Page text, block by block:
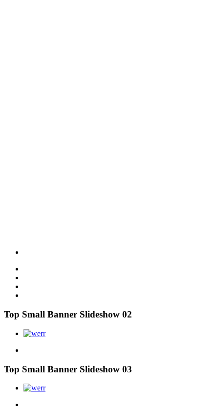
Top Small Banner Slideshow 02
Top Small Banner Slideshow 03